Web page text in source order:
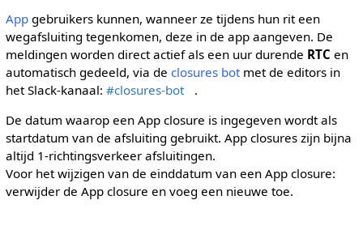
Appgebruikers kunnen, wanneer ze tijdens hun rit een
wegafsluiting tegenkomen, deze in de app aangeven. De
meldingen worden direct actief als een uur durende RTC en
automatisch gedeeld, via de closures botmet de editors in
het Slack-kanaal: #closures-bot
.
De datum waarop een App closure is ingegeven wordt als
startdatum van de afsluiting gebruikt. App closures zijn bijna
altijd 1-richtingsverkeer afsluitingen.
Voor het wijzigen van de einddatum van een App closure:
verwijder de App closure en voeg een nieuwe toe.